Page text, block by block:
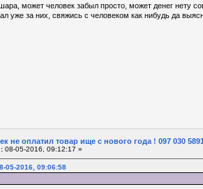
может человек забыл просто, может денег нету
уже за них, свяжись с человеком как нибудь да
не оплатил товар ище с нового года ! 097 030
08-05-2016, 09:12:17 »
05-2016, 09:06:58